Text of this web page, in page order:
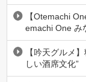
【Otemachi
emachi One み
【吟天グルメ
しい酒席文化”